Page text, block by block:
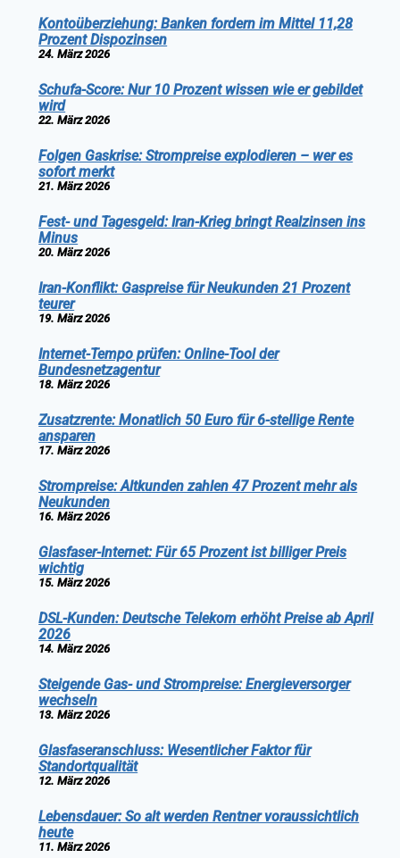
Kontoüberziehung: Banken fordern im Mittel 11,28
Prozent Dispozinsen
24. März 2026
Schufa-Score: Nur 10 Prozent wissen wie er gebildet
wird
22. März 2026
Folgen Gaskrise: Strompreise explodieren – wer es
sofort merkt
21. März 2026
Fest- und Tagesgeld: Iran-Krieg bringt Realzinsen ins
Minus
20. März 2026
Iran-Konflikt: Gaspreise für Neukunden 21 Prozent
teurer
19. März 2026
Internet-Tempo prüfen: Online-Tool der
Bundesnetzagentur
18. März 2026
Zusatzrente: Monatlich 50 Euro für 6-stellige Rente
ansparen
17. März 2026
Strompreise: Altkunden zahlen 47 Prozent mehr als
Neukunden
16. März 2026
Glasfaser-Internet: Für 65 Prozent ist billiger Preis
wichtig
15. März 2026
DSL-Kunden: Deutsche Telekom erhöht Preise ab April
2026
14. März 2026
Steigende Gas- und Strompreise: Energieversorger
wechseln
13. März 2026
Glasfaseranschluss: Wesentlicher Faktor für
Standortqualität
12. März 2026
Lebensdauer: So alt werden Rentner voraussichtlich
heute
11. März 2026